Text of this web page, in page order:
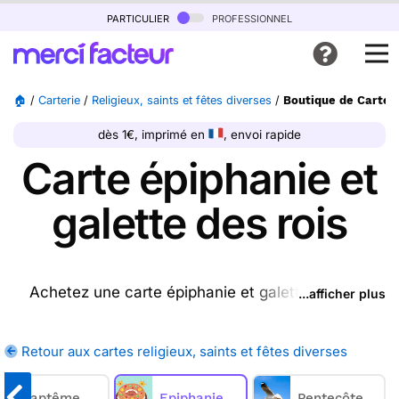
particulier professionnel
🏠 / Carterie / Religieux, saints et fêtes diverses / Boutique de Carte
dès 1€, imprimé en , envoi rapide
Carte épiphanie et
galette des rois
Achetez une carte épiphanie et galette des rois
une ou plusieurs cartes épiphanie et galette des
rois sur Merci Facteur, nous les imprimons et nous
...afficher plus
Retour aux cartes religieux, saints et fêtes diverses